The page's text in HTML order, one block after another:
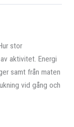
stor
aktivitet. Energi
samt från maten
vid gång och